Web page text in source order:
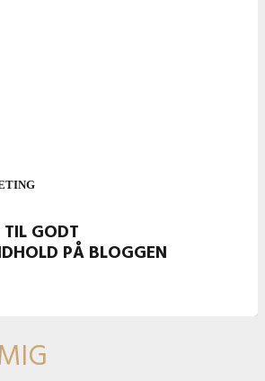
GODT
PÅ BLOGGEN